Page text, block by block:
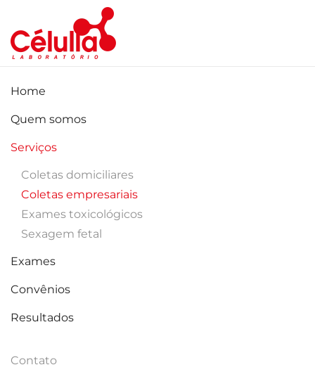
Skip to main content
Home
Quem somos
Serviços
Coletas domiciliares
Coletas empresariais
Exames toxicológicos
Sexagem fetal
Exames
Convênios
Resultados
Contato